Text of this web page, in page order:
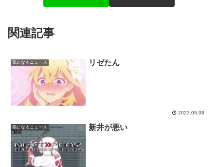
関連記事
気になるニュース リゼたん
2023.05.08
気になるニュース 新井が悪い